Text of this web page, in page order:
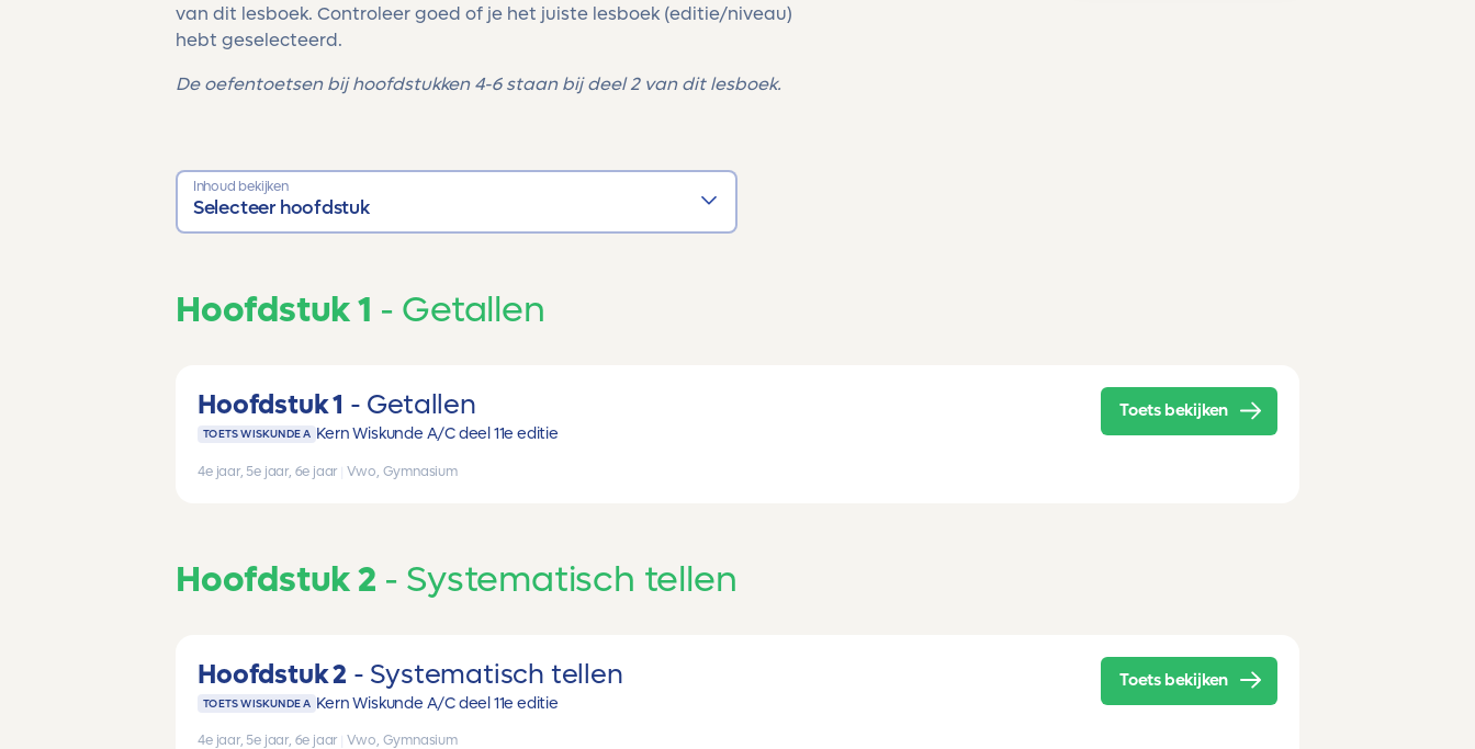
van dit lesboek. Controleer goed of je het juiste lesboek (editie/niveau)
hebt geselecteerd.
De oefentoetsen bij hoofdstukken 4-6 staan bij deel 2 van dit lesboek.
Inhoud bekijken
Selecteer hoofdstuk
Hoofdstuk 1 Getallen
Hoofdstuk 1 Getallen
TOETS WISKUNDE A Kern Wiskunde A/C deel 11e editie
4e jaar, 5e jaar, 6e jaar Vwo, Gymnasium
Toets bekijken
Hoofdstuk 2 Systematisch tellen
Hoofdstuk 2 Systematisch tellen
TOETS WISKUNDE A Kern Wiskunde A/C deel 11e editie
4e jaar, 5e jaar, 6e jaar Vwo, Gymnasium
Toets bekijken